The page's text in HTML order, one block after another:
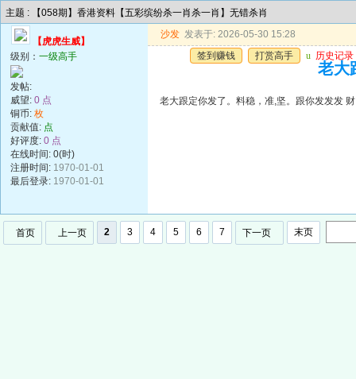
主题 : 【058期】香港资料【五彩缤纷杀一肖杀一肖】无错杀肖
【虎虎生威】
级别： 一级高手
发帖:
威望: 0 点
铜币: 枚
贡献值: 点
好评度: 0 点
在线时间: 0(时)
注册时间: 1970-01-01
最后登录: 1970-01-01
沙发 发表于: 2026-05-30 15:28
签到赚钱
打赏高手 u 历史记录
老大
老大跟定你发了。料稳，准,坚。跟你发发发 财
首页 上一页 2 3 4 5 6 7 下一页 末页